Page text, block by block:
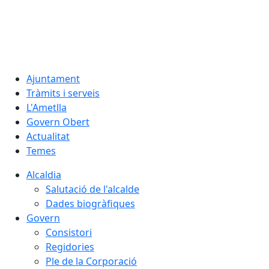
Ajuntament
Tràmits i serveis
L'Ametlla
Govern Obert
Actualitat
Temes
Alcaldia
Salutació de l'alcalde
Dades biogràfiques
Govern
Consistori
Regidories
Ple de la Corporació